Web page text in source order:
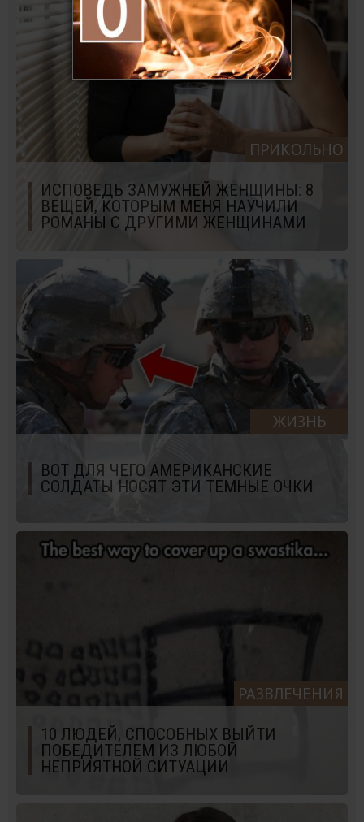
ПРИКОЛЬНО
ИСПОВЕДЬ ЗАМУЖНЕЙ ЖЕНЩИНЫ: 8
ВЕЩЕЙ, КОТОРЫМ МЕНЯ НАУЧИЛИ
РОМАНЫ С ДРУГИМИ ЖЕНЩИНАМИ
ЖИЗНЬ
ВОТ ДЛЯ ЧЕГО АМЕРИКАНСКИЕ
СОЛДАТЫ НОСЯТ ЭТИ ТЕМНЫЕ ОЧКИ
РАЗВЛЕЧЕНИЯ
10 ЛЮДЕЙ, СПОСОБНЫХ ВЫЙТИ
ПОБЕДИТЕЛЕМ ИЗ ЛЮБОЙ
НЕПРИЯТНОЙ СИТУАЦИИ